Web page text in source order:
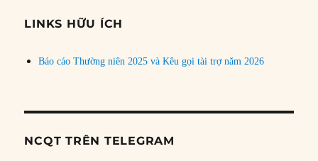
đề
LINKS HỮU ÍCH
Báo cáo Thường niên 2025 và Kêu gọi tài trợ năm 2026
NCQT TRÊN TELEGRAM